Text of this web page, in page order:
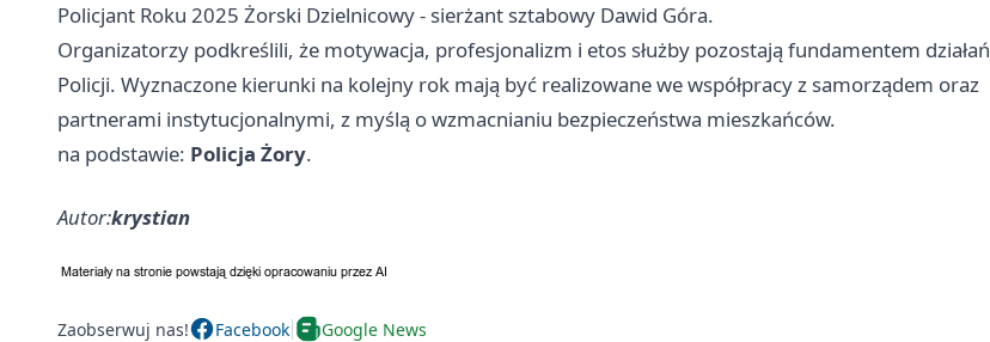
Policjant Roku 2025 Żorski Dzielnicowy - sierżant sztabowy Dawid Góra.
Organizatorzy podkreślili, że motywacja, profesjonalizm i etos służby pozostają fundamentem działań
Policji. Wyznaczone kierunki na kolejny rok mają być realizowane we współpracy z samorządem oraz
partnerami instytucjonalnymi, z myślą o wzmacnianiu bezpieczeństwa mieszkańców.
na podstawie: Policja Żory.
Autor:krystian
Zaobserwuj nas! Facebook Google News